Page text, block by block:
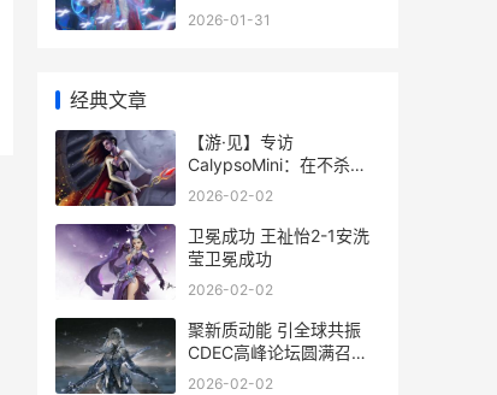
2026-01-31
经典文章
【游·见】专访
CalypsoMini：在不杀之
仁与光荣战死之间
2026-02-02
卫冕成功 王祉怡2-1安洗
莹卫冕成功
2026-02-02
聚新质动能 引全球共振
CDEC高峰论坛圆满召开
聚能新未来
2026-02-02